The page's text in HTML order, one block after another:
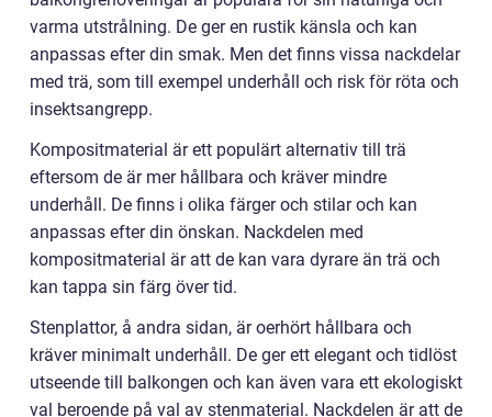
varma utstrålning. De ger en rustik känsla och kan
anpassas efter din smak. Men det finns vissa nackdelar
med trä, som till exempel underhåll och risk för röta och
insektsangrepp.
Kompositmaterial är ett populärt alternativ till trä
eftersom de är mer hållbara och kräver mindre
underhåll. De finns i olika färger och stilar och kan
anpassas efter din önskan. Nackdelen med
kompositmaterial är att de kan vara dyrare än trä och
kan tappa sin färg över tid.
Stenplattor, å andra sidan, är oerhört hållbara och
kräver minimalt underhåll. De ger ett elegant och tidlöst
utseende till balkongen och kan även vara ett ekologiskt
val beroende på val av stenmaterial. Nackdelen är att de